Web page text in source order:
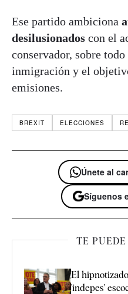
Ese partido ambiciona
desilusionados con el
conservador, sobre
inmigración y el
emisiones.
BREXIT ELECCIONES
Únete al
Síguenos
TE
El
'indepes'